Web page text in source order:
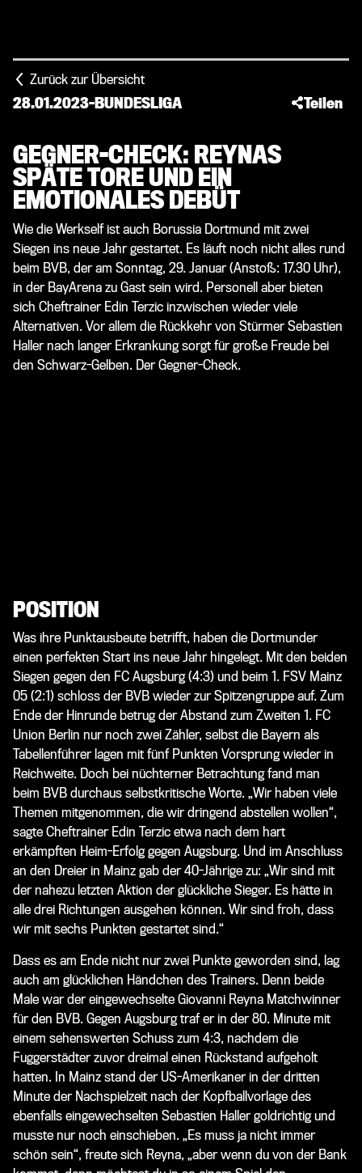
Zurück zur Übersicht
28.01.2023-BUNDESLIGA Teilen
GEGNER-CHECK: REYNAS
SPÄTE TORE UND EIN
EMOTIONALES DEBÜT
Wie die Werkself ist auch Borussia Dortmund mit zwei
Siegen ins neue Jahr gestartet. Es läuft noch nicht alles rund
beim BVB, der am Sonntag, 29. Januar (Anstoß: 17.30 Uhr),
in der BayArena zu Gast sein wird. Personell aber bieten
sich Cheftrainer Edin Terzic inzwischen wieder viele
Alternativen. Vor allem die Rückkehr von Stürmer Sebastien
Haller nach langer Erkrankung sorgt für große Freude bei
den Schwarz-Gelben. Der Gegner-Check.
POSITION
Was ihre Punktausbeute betrifft, haben die Dortmunder
einen perfekten Start ins neue Jahr hingelegt. Mit den beiden
Siegen gegen den FC Augsburg (4:3) und beim 1. FSV Mainz
05 (2:1) schloss der BVB wieder zur Spitzengruppe auf. Zum
Ende der Hinrunde betrug der Abstand zum Zweiten 1. FC
Union Berlin nur noch zwei Zähler, selbst die Bayern als
Tabellenführer lagen mit fünf Punkten Vorsprung wieder in
Reichweite. Doch bei nüchterner Betrachtung fand man
beim BVB durchaus selbstkritische Worte. „Wir haben viele
Themen mitgenommen, die wir dringend abstellen wollen“,
sagte Cheftrainer Edin Terzic etwa nach dem hart
erkämpften Heim-Erfolg gegen Augsburg. Und im Anschluss
an den Dreier in Mainz gab der 40-Jährige zu: „Wir sind mit
der nahezu letzten Aktion der glückliche Sieger. Es hätte in
alle drei Richtungen ausgehen können. Wir sind froh, dass
wir mit sechs Punkten gestartet sind.“
Dass es am Ende nicht nur zwei Punkte geworden sind, lag
auch am glücklichen Händchen des Trainers. Denn beide
Male war der eingewechselte Giovanni Reyna Matchwinner
für den BVB. Gegen Augsburg traf er in der 80. Minute mit
einem sehenswerten Schuss zum 4:3, nachdem die
Fuggerstädter zuvor dreimal einen Rückstand aufgeholt
hatten. In Mainz stand der US-Amerikaner in der dritten
Minute der Nachspielzeit nach der Kopfballvorlage des
ebenfalls eingewechselten Sebastien Haller goldrichtig und
musste nur noch einschieben. „Es muss ja nicht immer
schön sein“, freute sich Reyna, „aber wenn du von der Bank